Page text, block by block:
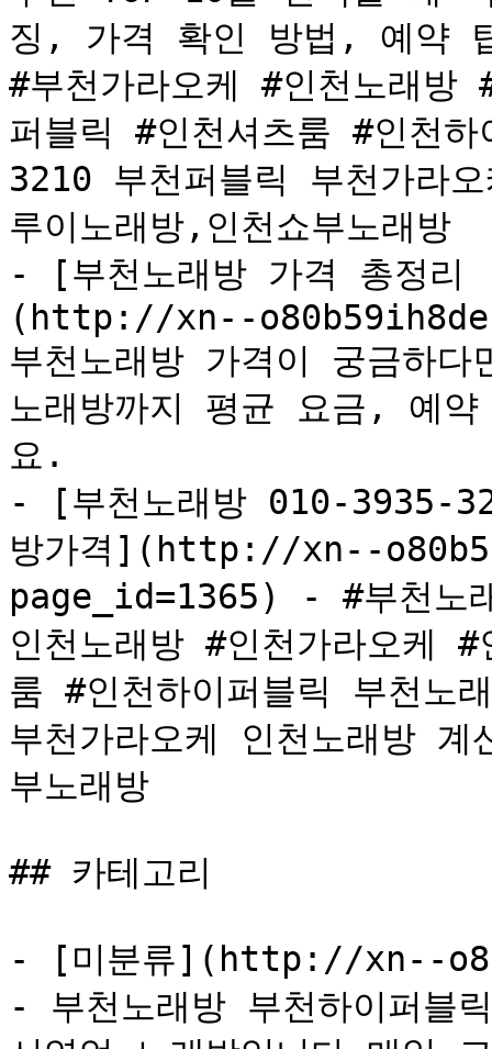
징, 가격 확인 방법, 예약
#부천가라오케 #인천노래방
퍼블릭 #인천셔츠룸 #인천
3210 부천퍼블릭 부천가라
루이노래방,인천쇼부노래방
- [부천노래방 가격 총정
(http://xn--
부천노래방 가격이 궁금하
노래방까지 평균 요금, 예
요.
- [부천노래방 010-3935-
방가격](http://xn--
page_id=1365) - #부천노
인천노래방 #인천가라오케
룸 #인천하이퍼블릭 부천노
부천가라오케 인천노래방 계
부노래방
## 카테고리
- [미분류](http://xn--
- 부천노래방 부천하이퍼블